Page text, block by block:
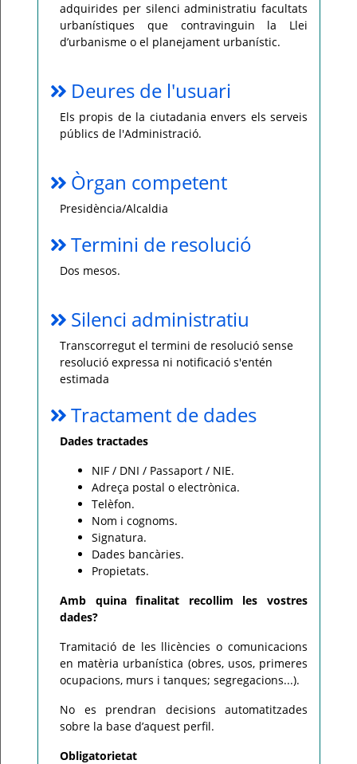
adquirides per silenci administratiu facultats
urbanístiques que contravinguin la Llei
d’urbanisme o el planejament urbanístic.
Deures de l'usuari
Els propis de la ciutadania envers els serveis
públics de l'Administració.
Òrgan competent
Presidència/Alcaldia
Termini de resolució
Dos mesos.
Silenci administratiu
Transcorregut el termini de resolució sense
resolució expressa ni notificació s'entén
estimada
Tractament de dades
Dades tractades
NIF / DNI / Passaport / NIE.
Adreça postal o electrònica.
Telèfon.
Nom i cognoms.
Signatura.
Dades bancàries.
Propietats.
Amb quina finalitat recollim les vostres
dades?
Tramitació de les llicències o comunicacions
en matèria urbanística (obres, usos, primeres
ocupacions, murs i tanques; segregacions...).
No es prendran decisions automatitzades
sobre la base d’aquest perfil.
Obligatorietat